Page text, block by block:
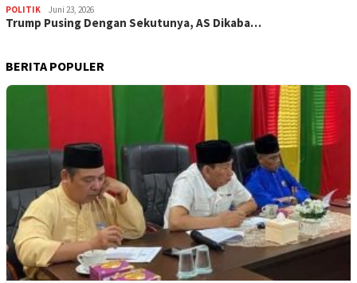
POLITIK Juni 23, 2026
Trump Pusing Dengan Sekutunya, AS Dikaba…
BERITA POPULER